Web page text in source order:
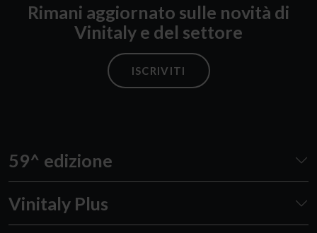
Rimani aggiornato sulle novità di
Vinitaly e del settore
ISCRIVITI
59^ edizione
Vinitaly Plus